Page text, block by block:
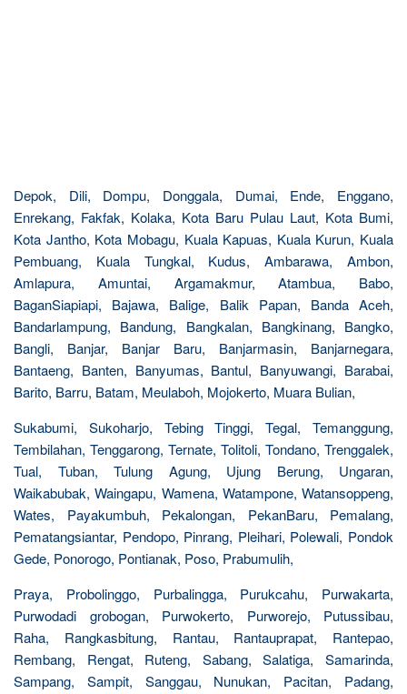
Depok, Dili, Dompu, Donggala, Dumai, Ende, Enggano,
Enrekang, Fakfak, Kolaka, Kota Baru Pulau Laut, Kota Bumi,
Kota Jantho, Kota Mobagu, Kuala Kapuas, Kuala Kurun, Kuala
Pembuang, Kuala Tungkal, Kudus, Ambarawa, Ambon,
Amlapura, Amuntai, Argamakmur, Atambua, Babo,
BaganSiapiapi, Bajawa, Balige, Balik Papan, Banda Aceh,
Bandarlampung, Bandung, Bangkalan, Bangkinang, Bangko,
Bangli, Banjar, Banjar Baru, Banjarmasin, Banjarnegara,
Bantaeng, Banten, Banyumas, Bantul, Banyuwangi, Barabai,
Barito, Barru, Batam, Meulaboh, Mojokerto, Muara Bulian,
Sukabumi, Sukoharjo, Tebing Tinggi, Tegal, Temanggung,
Tembilahan, Tenggarong, Ternate, Tolitoli, Tondano, Trenggalek,
Tual, Tuban, Tulung Agung, Ujung Berung, Ungaran,
Waikabubak, Waingapu, Wamena, Watampone, Watansoppeng,
Wates, Payakumbuh, Pekalongan, PekanBaru, Pemalang,
Pematangsiantar, Pendopo, Pinrang, Pleihari, Polewali, Pondok
Gede, Ponorogo, Pontianak, Poso, Prabumulih,
Praya, Probolinggo, Purbalingga, Purukcahu, Purwakarta,
Purwodadi grobogan, Purwokerto, Purworejo, Putussibau,
Raha, Rangkasbitung, Rantau, Rantauprapat, Rantepao,
Rembang, Rengat, Ruteng, Sabang, Salatiga, Samarinda,
Sampang, Sampit, Sanggau, Nunukan, Pacitan, Padang,